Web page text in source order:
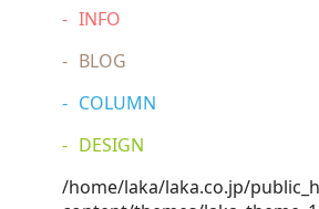
INFO
BLOG
COLUMN
DESIGN
/home/laka/laka.co.jp/